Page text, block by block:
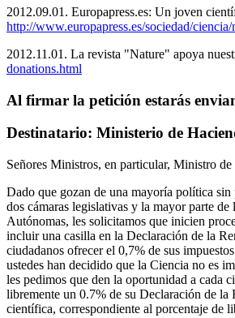
2012.09.01. Europapress.es: Un joven
http://www.europapress.es/sociedad/
2012.11.01. La revista "Nature" apoya
donations.html
Al firmar la petición estarás
Destinatario: Ministerio de
Señores Ministros, en particular, Ministro de
Dado que gozan de una mayoría política sin
dos cámaras legislativas y la mayor parte de
Autónomas, les solicitamos que inicien
incluir una casilla en la Declaración de la
ciudadanos ofrecer el 0,7% de sus
ustedes han decidido que la Ciencia no es
les pedimos que den la oportunidad a cada
libremente un 0.7% de su Declaración de la
científica, correspondiente al porcentaje de